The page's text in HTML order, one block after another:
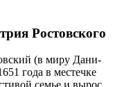
Ростовского
(в ми­ру Да­ни­
го­да в ме­стеч­ке